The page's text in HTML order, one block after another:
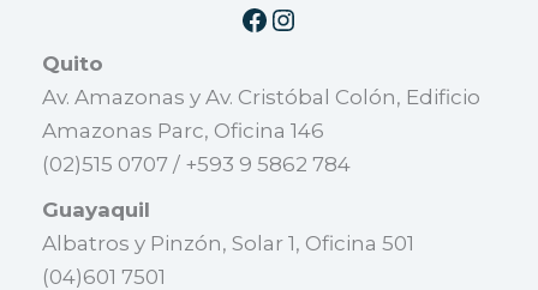
Quito
Av. Amazonas y Av. Cristóbal Colón, Edificio
Amazonas Parc, Oficina 146
(02)515 0707 / +593 9 5862 784
Guayaquil
Albatros y Pinzón, Solar 1, Oficina 501
(04)601 7501